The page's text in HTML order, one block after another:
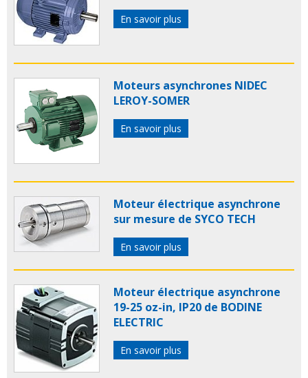
En savoir plus
Moteurs asynchrones NIDEC
LEROY-SOMER
En savoir plus
Moteur électrique asynchrone
sur mesure de SYCO TECH
En savoir plus
Moteur électrique asynchrone
19-25 oz-in, IP20 de BODINE
ELECTRIC
En savoir plus